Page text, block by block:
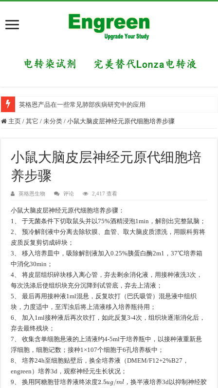
英格恩产品在一些常见肺部疾病研究中的应用
目前国内有哪些好的科研交流平台？
主页 / 其它 / 未分类 / 小鼠大脑皮层神经元原代细胞培养步骤
小鼠大脑皮层神经元原代细胞培
养步骤
英格恩生物 评论 2,417 查看
小鼠大脑皮层神经元原代细胞培养步骤：
1、 于无菌条件下切取鼠头并以75%酒精浸泡1min，解剖出完整鼠脑；
2、 预冷解剖液中分离去除软膜、血管、取大脑皮质漂洗，用眼科剪将
皮质反复剪切成碎块；
3、 移入培养皿中，吸除解剖液加入0.25%胰蛋白酶2m1，37℃培养箱
中消化30min；
4、 将皮层组织碎块移入离心管，弃去剩余消化液，用接种液洗3次，
每次洗涤后使组织块充分沉降到试管底，弃去上清液；
5、 最后再用接种液1ml混悬，反复吹打（巴氏吸管）混悬液中组织
块，力度适中，至浑浊后将上清液移入培养瓶待用；
6、 加入1ml接种液后再次吹打，如此反复3-4次，组织块逐渐消化后，
弃去最终残块；
7、 收集含单细胞悬液的上清液约4-5ml于培养瓶中，以接种液重新悬
浮细胞，细胞记数；接种1×107个细胞于6孔培养板中；
8、 培养24h至细胞贴壁后，换全培养液（DMEM/F12+2%B27，
engreen）培养3d，观察神经元生长状况；
9、 换用阿糖胞苷培养液终 浓 度2.5 m ， 换半液 培养3d以抑制神经胶